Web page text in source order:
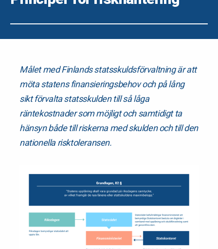
Målet med Finlands statsskuldsförvaltning är att
möta statens finansieringsbehov och på lång
sikt förvalta statsskulden till så låga
räntekostnader som möjligt och samtidigt ta
hänsyn både till riskerna med skulden och till den
nationella risktoleransen.